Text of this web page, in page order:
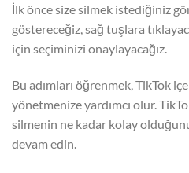
İlk önce size silmek istediğiniz
göstereceğiz, sağ tuşlara
için seçiminizi onaylayacağız.
Bu adımları öğrenmek, TikTok
yönetmenize yardımcı olur.
silmenin ne kadar kolay
devam edin.